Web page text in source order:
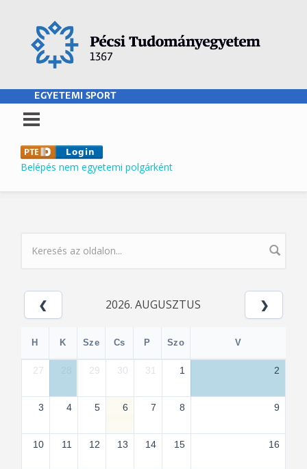
EGYETEMI SPORT
Belépés nem egyetemi polgárként
KERESÉS ŰRLAP
2026. AUGUSZTUS
H K Sze Cs P Szo V
27 29 30 31 1 2
3 4 5 6 7 8 9
10 11 12 13 14 15 16